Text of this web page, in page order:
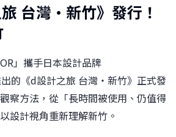
旅 台灣·新竹》發行！
」攜手日本設計品牌
的《d設計之旅 台灣・新竹》正式發
察方法，從「長時間被使用、仍值得
設計視角重新理解新竹。